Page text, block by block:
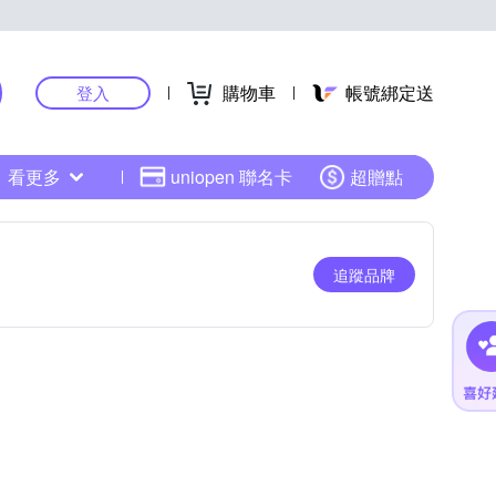
登入 購物車 帳號綁定送
看更多 uniopen 聯名卡 超贈點
追蹤品牌